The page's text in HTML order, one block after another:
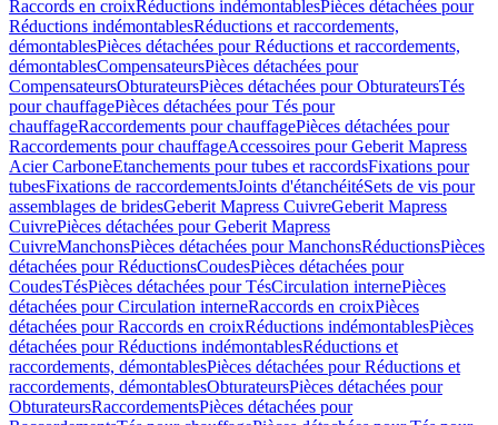
Raccords en croixRéductions indémontablesPièces détachées pour
Réductions indémontablesRéductions et raccordements,
démontablesPièces détachées pour Réductions et raccordements,
démontablesCompensateursPièces détachées pour
CompensateursObturateursPièces détachées pour ObturateursTés
pour chauffagePièces détachées pour Tés pour
chauffageRaccordements pour chauffagePièces détachées pour
Raccordements pour chauffageAccessoires pour Geberit Mapress
Acier CarboneEtanchements pour tubes et raccordsFixations pour
tubesFixations de raccordementsJoints d'étanchéitéSets de vis pour
assemblages de bridesGeberit Mapress CuivreGeberit Mapress
CuivrePièces détachées pour Geberit Mapress
CuivreManchonsPièces détachées pour ManchonsRéductionsPièces
détachées pour RéductionsCoudesPièces détachées pour
CoudesTésPièces détachées pour TésCirculation internePièces
détachées pour Circulation interneRaccords en croixPièces
détachées pour Raccords en croixRéductions indémontablesPièces
détachées pour Réductions indémontablesRéductions et
raccordements, démontablesPièces détachées pour Réductions et
raccordements, démontablesObturateursPièces détachées pour
ObturateursRaccordementsPièces détachées pour